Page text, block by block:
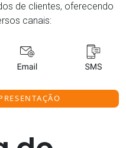
de clientes, oferecendo
canais: